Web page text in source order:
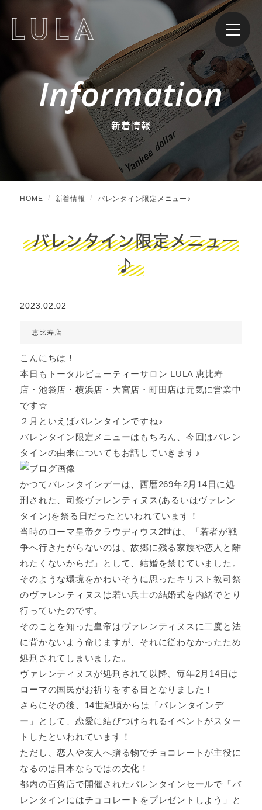
Information
新着情報
HOME 新着情報 バレンタイン限定メニュー♪
バレンタイン限定メニュー
♪
2023.02.02
恵比寿店
こんにちは！
本日もトータルビューティーサロン LULA 恵比寿
店・池袋店・横浜店・大宮店・町田店は元気に営業中
です☆
２月といえばバレンタインですね♪
バレンタイン限定メニューはもちろん、今回はバレン
タインの由来についてもお話していきます♪
かつてバレンタインデーは、西暦269年2月14日に処
刑された、司祭ヴァレンティヌス(あるいはヴァレン
タイン)を祭る日だったといわれています！
当時のローマ皇帝クラウディウス2世は、「若者が戦
争へ行きたがらないのは、故郷に残る家族や恋人と離
れたくないからだ」として、結婚を禁じていました。
そのような環境をかわいそうに思ったキリスト教司祭
のヴァレンティヌスは若い兵士の結婚式を内緒でとり
行っていたのです。
そのことを知った皇帝はヴァレンティヌスに二度と法
に背かないよう命じますが、それに従わなかったため
処刑されてしまいました。
ヴァレンティヌスが処刑されて以降、毎年2月14日は
ローマの国民がお祈りをする日となりました！
さらにその後、14世紀頃からは「バレンタインデ
ー」として、恋愛に結びつけられるイベントがスター
トしたといわれています！
ただし、恋人や友人へ贈る物でチョコレートが主役に
なるのは日本ならではの文化！
都内の百貨店で開催されたバレンタインセールで「バ
レンタインにはチョコレートをプレゼントしよう」と